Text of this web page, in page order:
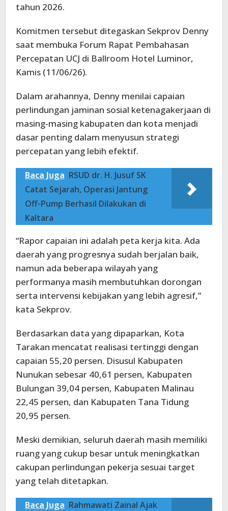
tahun 2026.
Komitmen tersebut ditegaskan Sekprov Denny
saat membuka Forum Rapat Pembahasan
Percepatan UCJ di Ballroom Hotel Luminor,
Kamis (11/06/26).
Dalam arahannya, Denny menilai capaian
perlindungan jaminan sosial ketenagakerjaan di
masing-masing kabupaten dan kota menjadi
dasar penting dalam menyusun strategi
percepatan yang lebih efektif.
Baca Juga RSUD dr. H. Jusuf SK
Catat Sejarah, Operasi Jantung
Off-Pump Berhasil Dilakukan di
Kaltara
“Rapor capaian ini adalah peta kerja kita. Ada
daerah yang progresnya sudah berjalan baik,
namun ada beberapa wilayah yang
performanya masih membutuhkan dorongan
serta intervensi kebijakan yang lebih agresif,”
kata Sekprov.
Berdasarkan data yang dipaparkan, Kota
Tarakan mencatat realisasi tertinggi dengan
capaian 55,20 persen. Disusul Kabupaten
Nunukan sebesar 40,61 persen, Kabupaten
Bulungan 39,04 persen, Kabupaten Malinau
22,45 persen, dan Kabupaten Tana Tidung
20,95 persen.
Meski demikian, seluruh daerah masih memiliki
ruang yang cukup besar untuk meningkatkan
cakupan perlindungan pekerja sesuai target
yang telah ditetapkan.
Baca Juga Rahmawati Zainal Ajak